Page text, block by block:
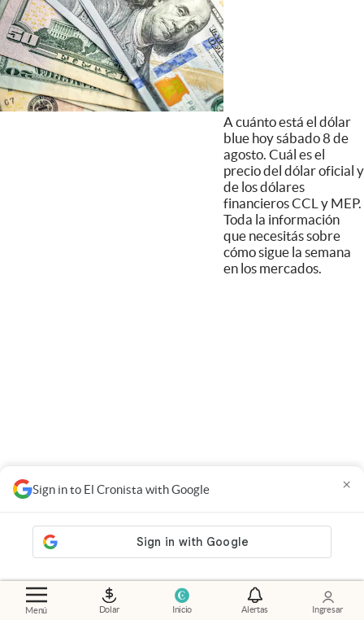
Menú Dolar Inicio Alertas Ingresar
Sign in to El Cronista with Google ×
A cuánto está el dólar
blue hoy sábado 8 de
agosto. Cuál es el
precio del dólar oficial y
de los dólares
financieros CCL y MEP.
Toda la información
que necesitás sobre
cómo sigue la semana
en los mercados.